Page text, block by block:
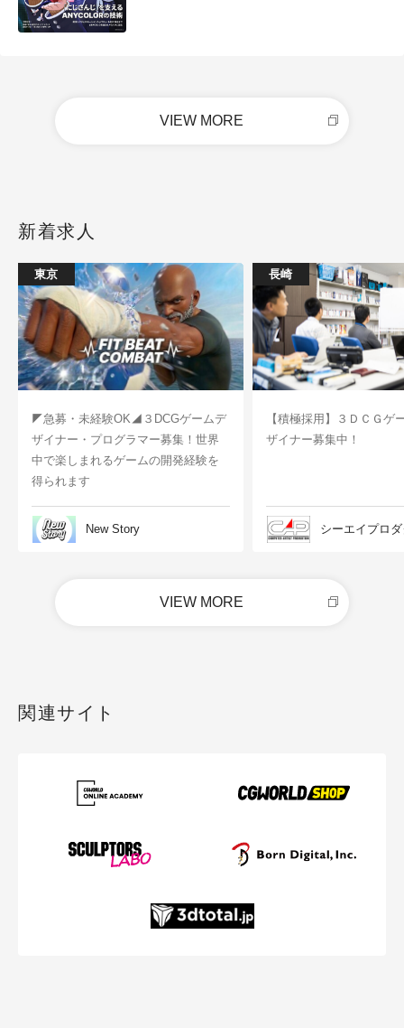
VIEW MORE
新着求人
東京
◤急募・未経験OK◢３DCGゲームデ
ザイナー・プログラマー募集！世界
中で楽しまれるゲームの開発経験を
得られます
New Story
長崎
【積極採用】３ＤＣＧゲ
ザイナー募集中！
シーエイプロ
VIEW MORE
関連サイト